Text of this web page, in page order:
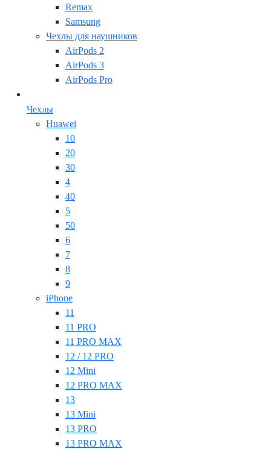
Remax
Samsung
Чехлы для наушников
AirPods 2
AirPods 3
AirPods Pro
Чехлы
Huawei
10
20
30
4
40
5
50
6
7
8
9
iPhone
11
11 PRO
11 PRO MAX
12 / 12 PRO
12 Mini
12 PRO MAX
13
13 Mini
13 PRO
13 PRO MAX